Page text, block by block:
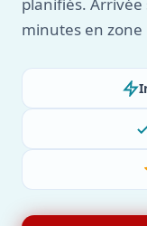
minutes en